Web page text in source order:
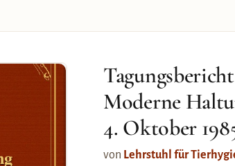
Moderne
4. Oktober
von Lehrstuhl für